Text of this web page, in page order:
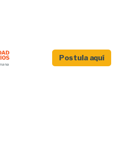
Postula aquí